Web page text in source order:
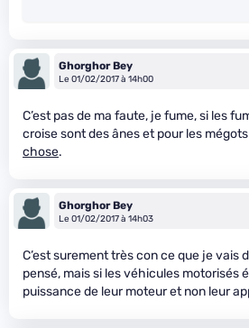
Ghorghor Bey
Le 01/02/2017 à 14h00
C’est pas de ma faute, je fume, si les
croise sont des ânes et pour les
chose.
Ghorghor Bey
Le 01/02/2017 à 14h03
C’est surement très con ce que je vais
pensé, mais si les véhicules motorisés
puissance de leur moteur et non leur